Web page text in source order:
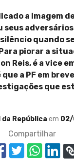
a imagem
seus
quando
piorar a
Reis, é a vice
a PF em
que
República em
Compartilhar